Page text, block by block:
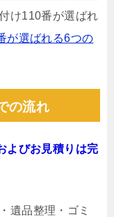
け110番が選ばれ
が選ばれる6つの
の流れ
よびお見積りは完
遺品整理・ゴミ